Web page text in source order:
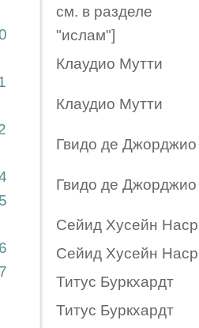
см. в разделе
"ислам"]
Клаудио Мутти
Клаудио Мутти
Гвидо де Джорджио
Гвидо де Джорджио
Сейид Хусейн Наср
Сейид Хусейн Наср
Титус Буркхардт
Титус Буркхардт